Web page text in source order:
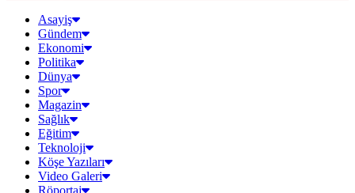
Asayiş
Gündem
Ekonomi
Politika
Dünya
Spor
Magazin
Sağlık
Eğitim
Teknoloji
Köşe Yazıları
Video Galeri
Röportaj